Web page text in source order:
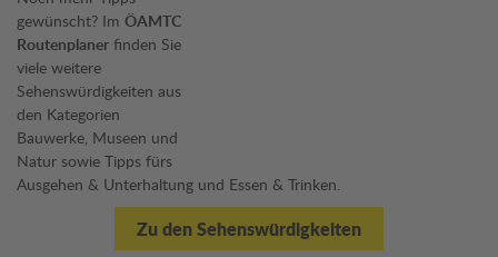
gewünscht? Im ÖAMTC
Routenplaner finden Sie
viele weitere
Sehenswürdigkeiten aus
den Kategorien
Bauwerke, Museen und
Natur sowie Tipps fürs
Ausgehen & Unterhaltung und Essen & Trinken.
Zu den Sehenswürdigkeiten